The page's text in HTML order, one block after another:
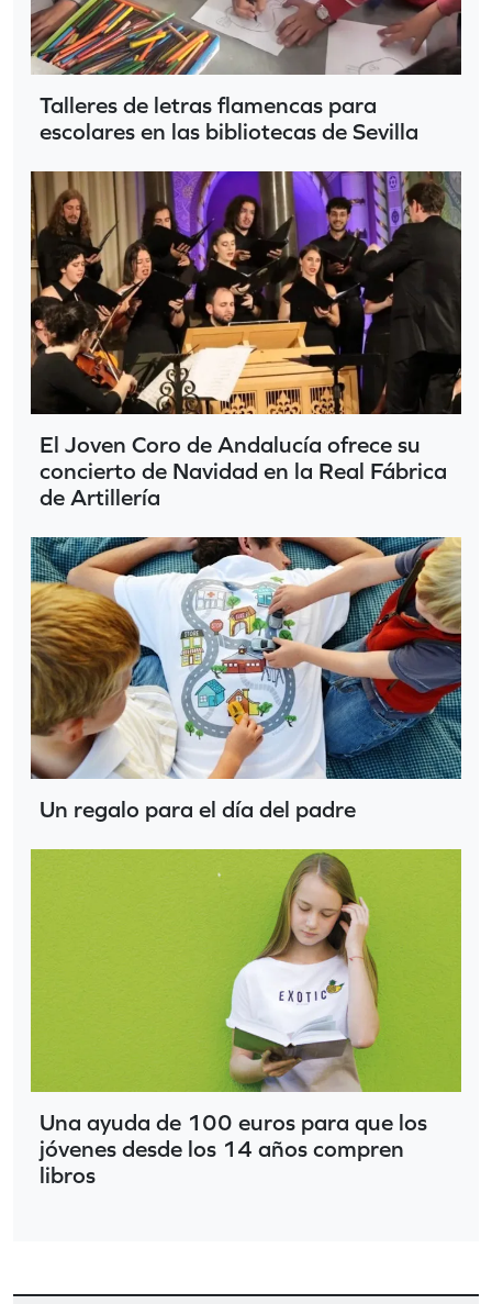
Talleres de letras flamencas para
escolares en las bibliotecas de Sevilla
El Joven Coro de Andalucía ofrece su
concierto de Navidad en la Real Fábrica
de Artillería
Un regalo para el día del padre
Una ayuda de 100 euros para que los
jóvenes desde los 14 años compren
libros